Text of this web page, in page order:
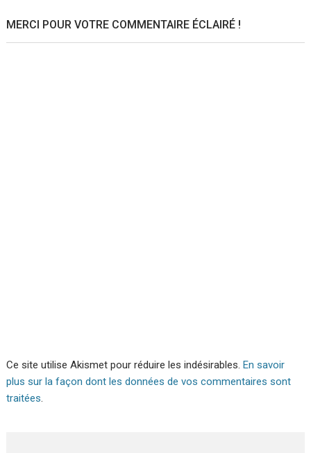
MERCI POUR VOTRE COMMENTAIRE ÉCLAIRÉ !
Ce site utilise Akismet pour réduire les indésirables.En savoir
plus sur la façon dont les données de vos commentaires sont
traitées.